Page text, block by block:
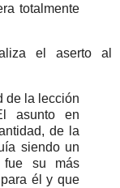
totalmente
el aserto al
de la lección
asunto en
de la
siendo un
fue su más
él y que